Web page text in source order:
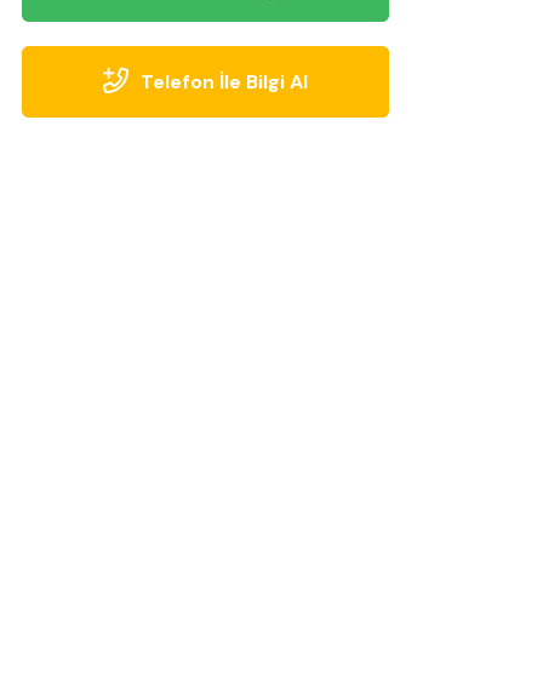
Telefon İle Bilgi Al